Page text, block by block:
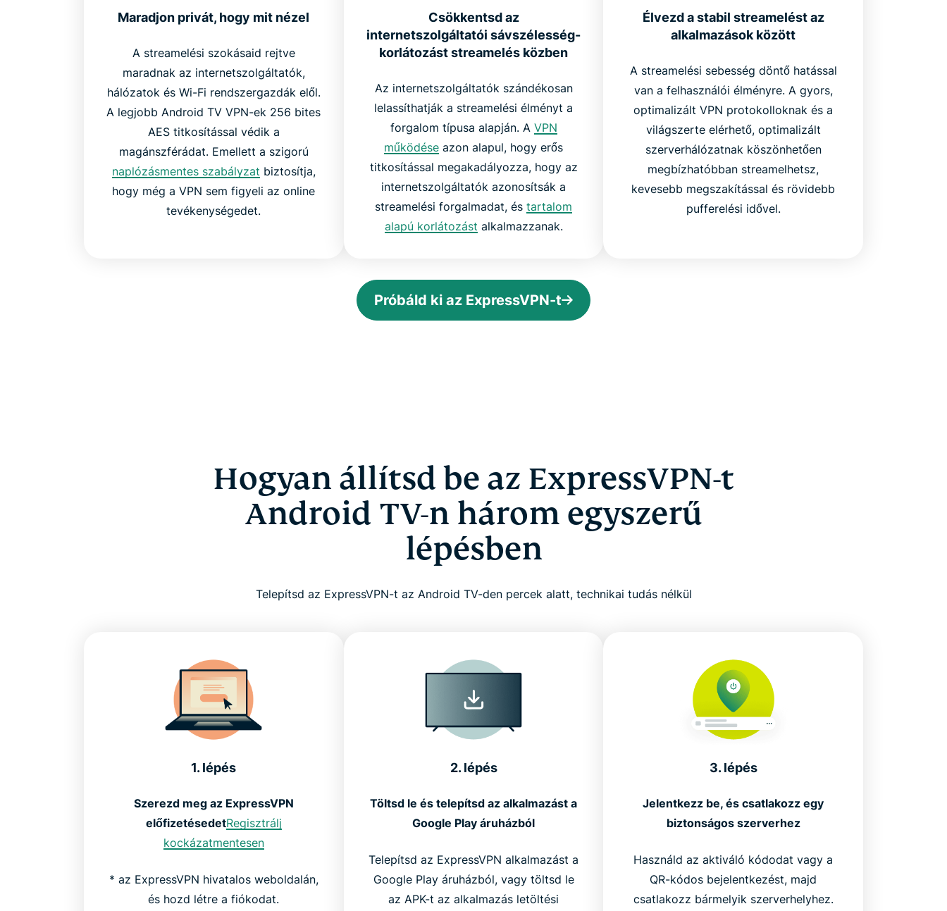
Maradjon privát, hogy mit nézel
A streamelési szokásaid rejtve
maradnak az internetszolgáltatók,
hálózatok és Wi-Fi rendszergazdák elől.
A legjobb Android TV VPN-ek 256 bites
AES titkosítással védik a
magánszférádat. Emellett a szigorú
naplózásmentes szabályzat biztosítja,
hogy még a VPN sem figyeli az online
tevékenységedet.
Csökkentsd az
internetszolgáltatói sávszélesség-
korlátozást streamelés közben
Az internetszolgáltatók szándékosan
lelassíthatják a streamelési élményt a
forgalom típusa alapján. A VPN
működése azon alapul, hogy erős
titkosítással megakadályozza, hogy az
internetszolgáltatók azonosítsák a
streamelési forgalmadat, és tartalom
alapú korlátozást alkalmazzanak.
Élvezd a stabil streamelést az
alkalmazások között
A streamelési sebesség döntő hatással
van a felhasználói élményre. A gyors,
optimalizált VPN protokolloknak és a
világszerte elérhető, optimalizált
szerverhálózatnak köszönhetően
megbízhatóbban streamelhetsz,
kevesebb megszakítással és rövidebb
pufferelési idővel.
Próbáld ki az ExpressVPN-t
Hogyan állítsd be az ExpressVPN-t
Android TV-n három egyszerű
lépésben
Telepítsd az ExpressVPN-t az Android TV-den percek alatt, technikai tudás nélkül
1. lépés
Szerezd meg az ExpressVPN
előfizetésedetRegisztrálj
kockázatmentesen
* az ExpressVPN hivatalos weboldalán,
és hozd létre a fiókodat.
2. lépés
Töltsd le és telepítsd az alkalmazást a
Google Play áruházból
Telepítsd az ExpressVPN alkalmazást a
Google Play áruházból, vagy töltsd le
az APK-t az alkalmazás letöltési
3. lépés
Jelentkezz be, és csatlakozz egy
biztonságos szerverhez
Használd az aktiváló kódodat vagy a
QR-kódos bejelentkezést, majd
csatlakozz bármelyik szerverhelyhez.